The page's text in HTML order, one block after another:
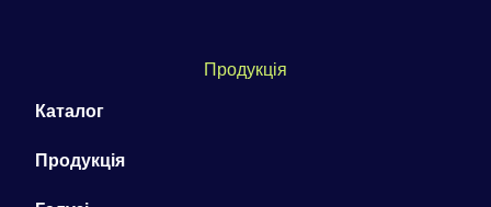
Продукція
Каталог
Продукція